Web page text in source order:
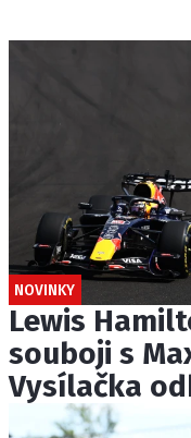
NOVINKY
Lewis
souboji s
Vysílačka